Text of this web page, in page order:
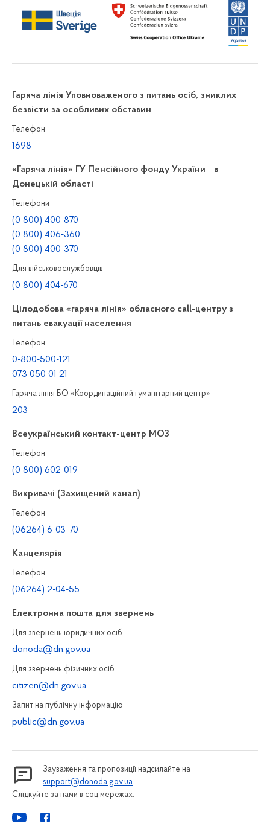
Гаряча лінія Уповноваженого з питань осіб, зниклих
безвісти за особливих обставин
Телефон
1698
«Гаряча лінія» ГУ Пенсійного фонду України в
Донецькій області
Телефони
(0 800) 400-870
(0 800) 406-360
(0 800) 400-370
Для військовослужбовців
(0 800) 404-670
Цілодобова «гаряча лінія» обласного call-центру з
питань евакуації населення
Телефон
0-800-500-121
073 050 01 21
Гаряча лінія БО «Координаційний гуманітарний центр»
203
Всеукраїнський контакт-центр МОЗ
Телефон
(0 800) 602-019
Викривачі (Захищений канал)
Телефон
(06264) 6-03-70
Канцелярiя
Телефон
(06264) 2-04-55
Електронна пошта для звернень
Для звернень юридичних осiб
donoda@dn.gov.ua
Для звернень фізичних осiб
citizen@dn.gov.ua
Запит на публiчну інформацiю
public@dn.gov.ua
Зауваження та пропозиції надсилайте на
support@donoda.gov.ua
Слідкуйте за нами в соц.мережах: